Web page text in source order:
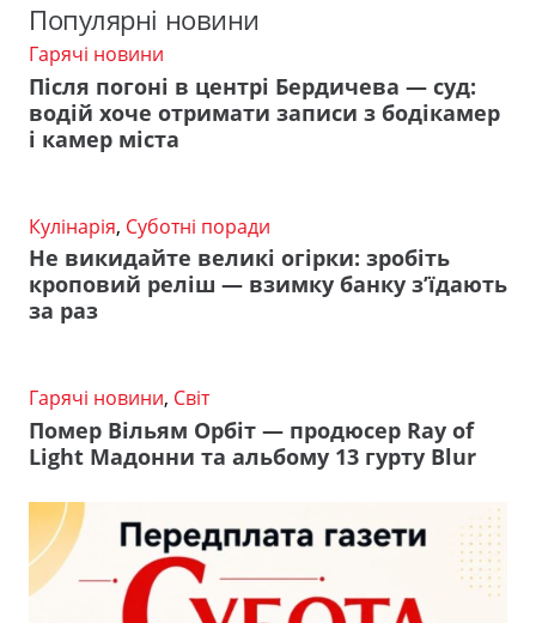
Популярні новини
Гарячі новини
Після погоні в центрі Бердичева — суд:
водій хоче отримати записи з бодікамер
і камер міста
Кулінарія, Суботні поради
Не викидайте великі огірки: зробіть
кроповий реліш — взимку банку з’їдають
за раз
Гарячі новини, Світ
Помер Вільям Орбіт — продюсер Ray of
Light Мадонни та альбому 13 гурту Blur